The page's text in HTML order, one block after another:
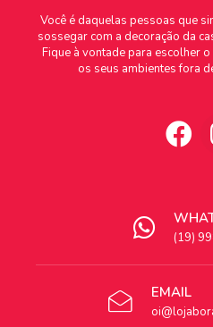
Você é daquelas pessoas que
sossegar com a decoração da
Fique à vontade para escolher
os seus ambientes fora
(19)
EMAIL